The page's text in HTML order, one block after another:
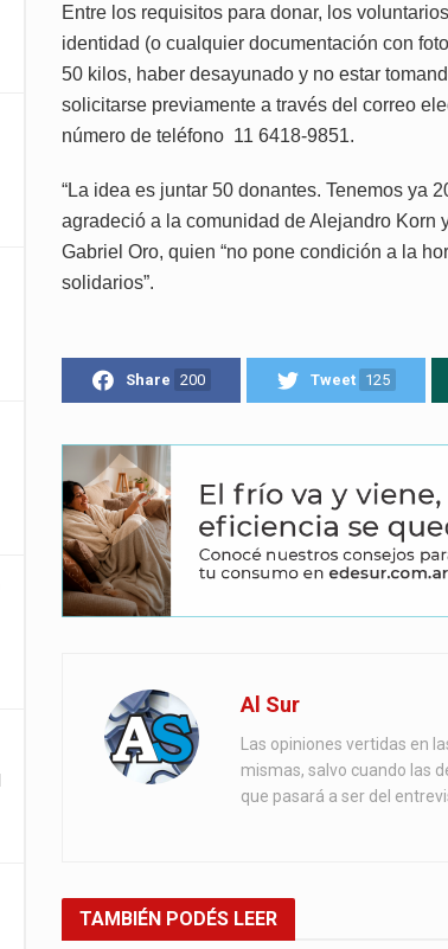
Entre los requisitos para donar, los
identidad (o cualquier documentación con
50 kilos, haber desayunado y no estar
solicitarse previamente a través del correo
número de teléfono 11 6418-9851.
“La idea es juntar 50 donantes. Tenemos ya
agradeció a la comunidad de Alejandro Korn
Gabriel Oro, quien “no pone condición a la
solidarios”.
Share 200 Tweet 125
Al Sur
Las opiniones vertidas en
mismas, salvo cuando las
que pasará a ser del
TAMBIÉN PODÉS LEER